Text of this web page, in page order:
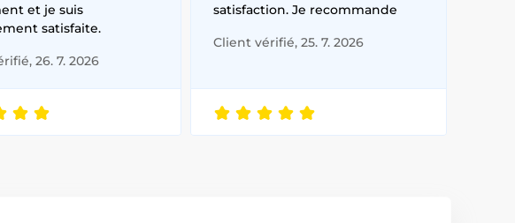
et je suis
satisfaite.
26. 7. 2026
satisfaction. Je recommande
Client vérifié, 25. 7. 2026